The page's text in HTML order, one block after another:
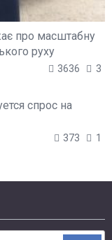
про масштабну
руху
3636 3
спрос на
373 1